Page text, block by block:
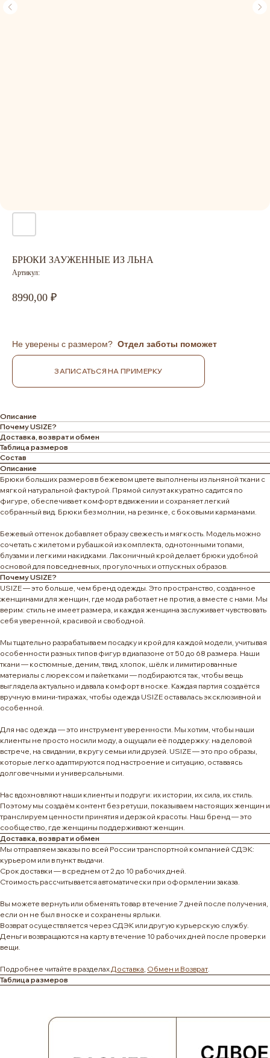
БРЮКИ ЗАУЖЕННЫЕ ИЗ ЛЬНА
Артикул:
8990,00
Не уверены с размером? Отдел заботы поможет
ЗАПИСАТЬСЯ НА ПРИМЕРКУ
Описание
Почему USIZE?
Доставка, возврат и обмен
Таблица размеров
Состав
Описание
Брюки больших размеров в бежевом цвете выполнены из льняной ткани с
мягкой натуральной фактурой. Прямой силуэт аккуратно садится по
фигуре, обеспечивает комфорт в движении и сохраняет легкий
собранный вид. Брюки без молнии, на резинке, с боковыми карманами.
Бежевый оттенок добавляет образу свежесть и мягкость. Модель можно
сочетать с жилетом и рубашкой из комплекта, однотонными топами,
блузами и легкими накидками. Лаконичный крой делает брюки удобной
основой для повседневных, прогулочных и отпускных образов.
Почему USIZE?
USIZE — это больше, чем бренд одежды. Это пространство, созданное
женщинами для женщин, где мода работает не против, а вместе с нами. Мы
верим: стиль не имеет размера, и каждая женщина заслуживает чувствовать
себя уверенной, красивой и свободной.
Мы тщательно разрабатываем посадку и крой для каждой модели, учитывая
особенности разных типов фигур в диапазоне от 50 до 68 размера. Наши
ткани — костюмные, деним, твид, хлопок, шёлк и лимитированные
материалы с люрексом и пайетками — подбираются так, чтобы вещь
выглядела актуально и давала комфорт в носке. Каждая партия создаётся
вручную в мини-тиражах, чтобы одежда USIZE оставалась эксклюзивной и
особенной.
Для нас одежда — это инструмент уверенности. Мы хотим, чтобы наши
клиенты не просто носили моду, а ощущали её поддержку: на деловой
встрече, на свидании, в кругу семьи или друзей. USIZE — это про образы,
которые легко адаптируются под настроение и ситуацию, оставаясь
долговечными и универсальными.
Нас вдохновляют наши клиенты и подруги: их истории, их сила, их стиль.
Поэтому мы создаём контент без ретуши, показываем настоящих женщин и
транслируем ценности принятия и дерзкой красоты. Наш бренд — это
сообщество, где женщины поддерживают женщин.
Доставка, возврат и обмен
Мы отправляем заказы по всей России транспортной компанией СДЭК:
курьером или в пункт выдачи.
Срок доставки — в среднем от 2 до 10 рабочих дней.
Стоимость рассчитывается автоматически при оформлении заказа.
Вы можете вернуть или обменять товар в течение 7 дней после получения,
если он не был в носке и сохранены ярлыки.
Возврат осуществляется через СДЭК или другую курьерскую службу.
Деньги возвращаются на карту в течение 10 рабочих дней после проверки
вещи.
Подробнее читайте в разделах Доставка Обмен и Возврат.
Таблица размеров